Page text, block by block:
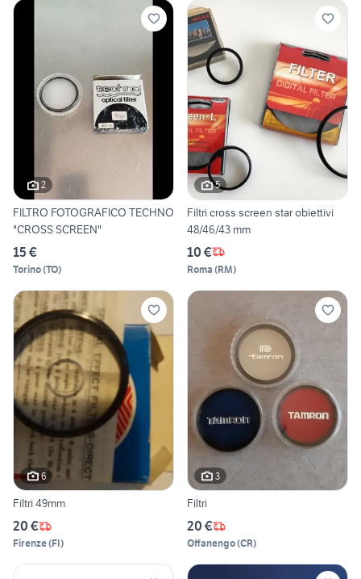
2
FILTRO FOTOGRAFICO TECHNO
"CROSS SCREEN"
15 €
Torino(TO)
5
Filtri cross screen star obiettivi
48/46/43 mm
10 €
Roma (RM)
6
Filtri 49mm
20 €
Firenze(FI)
3
Filtri
20 €
Offanengo(CR)